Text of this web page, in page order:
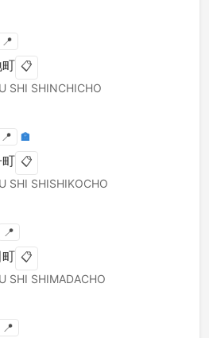
📍
📋
SHI SHINCHICHO
📍 🏣
📋
SHI SHISHIKOCHO
📍
📋
SHI SHIMADACHO
📍